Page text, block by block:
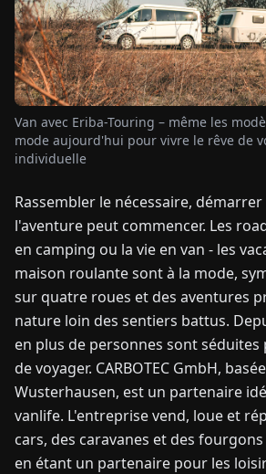
ENDEFRESITNL PL HU
CONTACTEZ-
NOUS
Van avec Eriba-Touring – même les
mode aujourd'hui pour vivre le rêve de
individuelle
Rassembler le nécessaire,
l'aventure peut commencer. Les
en camping ou la vie en van - les
maison roulante sont à la mode,
sur quatre roues et des aventures
nature loin des sentiers battus.
en plus de personnes sont
de voyager. CARBOTEC GmbH,
Wusterhausen, est un partenaire
vanlife. L'entreprise vend, loue et
cars, des caravanes et des
en étant un partenaire pour les